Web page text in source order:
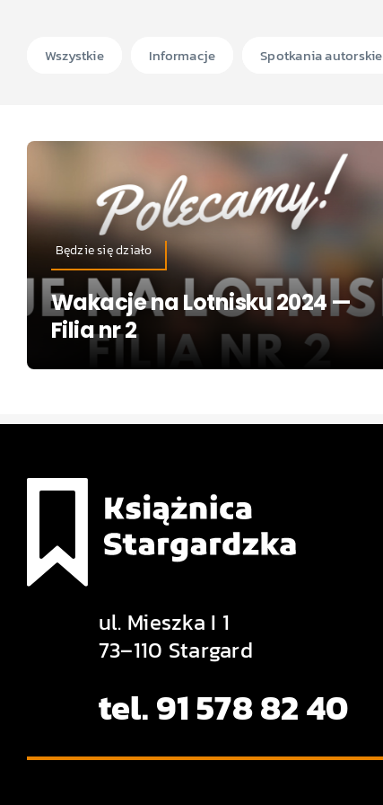
Wszystkie Informacje Spotkania autorskie
Będzie się działo
Wakacje na Lotnisku 2024 —
Filia nr 2
ul. Mieszka I 1
73–110 Stargard
tel. 91 578 82 40